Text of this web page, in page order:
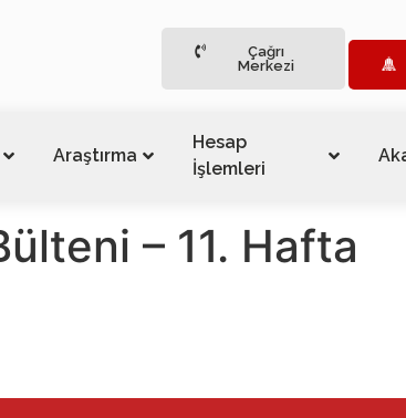
Çağrı
Merkezi
Araştırma
Hesap
İşlemleri
– 11. Hafta